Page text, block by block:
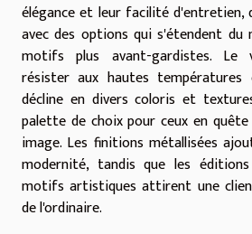
élégance et leur facilité d'entretien,
avec des options qui s'étendent du
motifs plus avant-gardistes.
résister aux hautes
décline en divers coloris et
palette de choix pour ceux en
image. Les finitions métallisées
modernité, tandis que les
motifs artistiques attirent une
de l'ordinaire.